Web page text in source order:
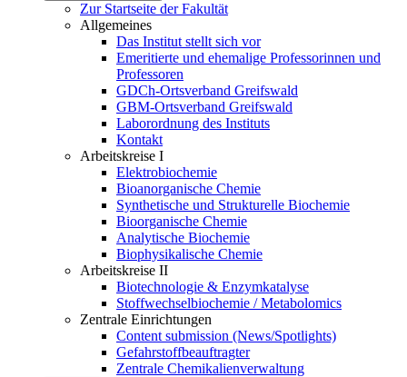
Zur Startseite der Fakultät
Allgemeines
Das Institut stellt sich vor
Emeritierte und ehemalige Professorinnen und
Professoren
GDCh-Ortsverband Greifswald
GBM-Ortsverband Greifswald
Laborordnung des Instituts
Kontakt
Arbeitskreise I
Elektrobiochemie
Bioanorganische Chemie
Synthetische und Strukturelle Biochemie
Bioorganische Chemie
Analytische Biochemie
Biophysikalische Chemie
Arbeitskreise II
Biotechnologie & Enzymkatalyse
Stoffwechselbiochemie / Metabolomics
Zentrale Einrichtungen
Content submission (News/Spotlights)
Gefahrstoffbeauftragter
Zentrale Chemikalienverwaltung